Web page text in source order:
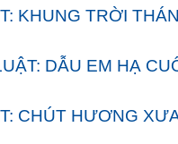
KHUNG TRỜI
DẪU EM HẠ
CHÚT HƯƠNG